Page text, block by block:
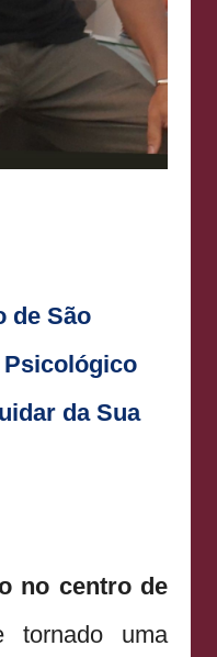
de São
da Sua
no centro de
tornado uma